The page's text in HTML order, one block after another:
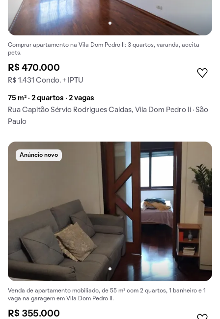
Comprar apartamento na Vila Dom Pedro II: 3 quartos, varanda, aceita
pets.
R$ 470.000
R$ 1.431 Condo. + IPTU
75 m² · 2 quartos · 2 vagas
Rua Capitão Sérvio Rodrigues Caldas, Vila Dom Pedro Ii · São
Paulo
Anúncio novo
Venda de apartamento mobiliado, de 55 m² com 2 quartos, 1 banheiro e 1
vaga na garagem em Vila Dom Pedro II.
R$ 355.000